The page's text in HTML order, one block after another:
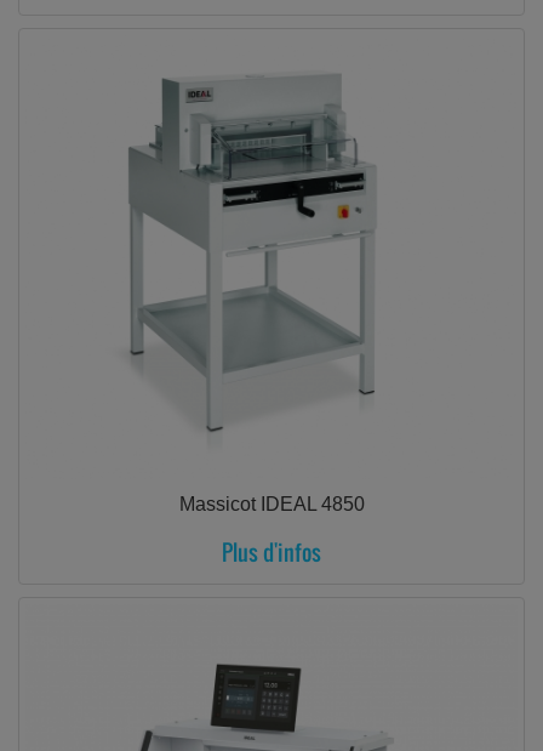
Massicot IDEAL 4850
Plus d'infos